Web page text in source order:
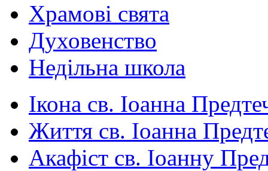
Храмові свята
Духовенство
Недільна школа
Ікона св. Іоанна
Життя св. Іоанна
Акафіст св. Іоанну